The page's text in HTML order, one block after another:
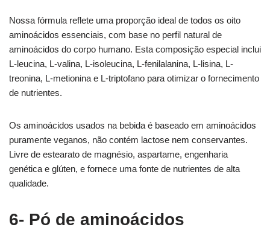
Nossa fórmula reflete uma proporção ideal de todos os oito
aminoácidos essenciais, com base no perfil natural de
aminoácidos do corpo humano. Esta composição especial inclui
L-leucina, L-valina, L-isoleucina, L-fenilalanina, L-lisina, L-
treonina, L-metionina e L-triptofano para otimizar o fornecimento
de nutrientes.
Os aminoácidos usados na bebida é baseado em aminoácidos
puramente veganos, não contém lactose nem conservantes.
Livre de estearato de magnésio, aspartame, engenharia
genética e glúten, e fornece uma fonte de nutrientes de alta
qualidade.
6- Pó de aminoácidos